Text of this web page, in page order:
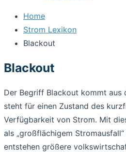
Home
Strom Lexikon
Blackout
Blackout
Der Begriff Blackout kommt aus
steht für einen Zustand des
Verfügbarkeit von Strom. Mit
als „großflächigem
entstehen größere